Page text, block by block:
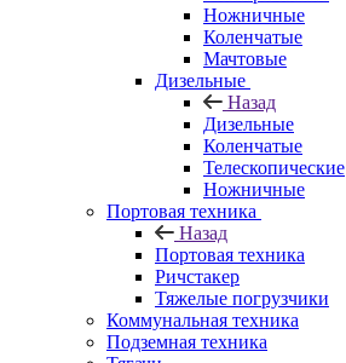
Ножничные
Коленчатые
Мачтовые
Дизельные
Назад
Дизельные
Коленчатые
Телескопические
Ножничные
Портовая техника
Назад
Портовая техника
Ричстакер
Тяжелые погрузчики
Коммунальная техника
Подземная техника